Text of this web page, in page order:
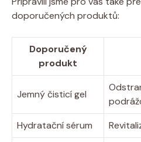
doporučených produktů:
Doporučený
produkt
Jemný čisticí gel
Hydratační sérum